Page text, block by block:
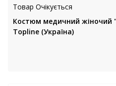
Товар Очікується
Костюм медичний жіночий
Topline (Україна)